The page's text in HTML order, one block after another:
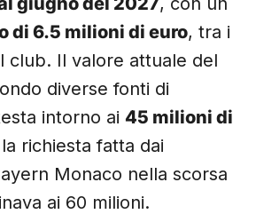
di 6.5 milioni di euro, tra i
club. Il valore attuale del
diverse fonti di
intorno ai 45 milioni di
richiesta fatta dai
Monaco nella scorsa
ai 60 milioni.